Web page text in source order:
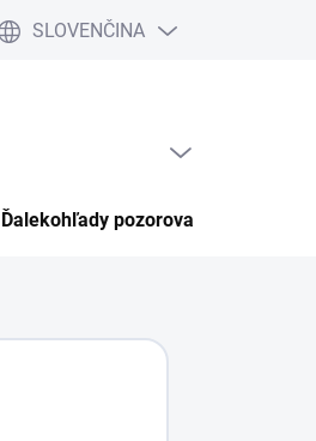
Články & Novinky
SLOVENČINA
Ďalekohľady pozorovacia optika